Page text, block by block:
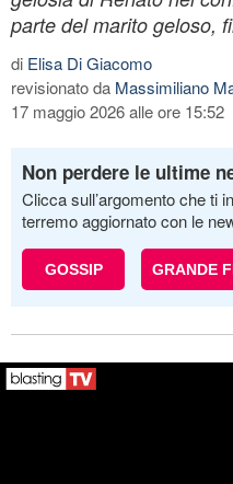
parte del marito geloso,
di Elisa Di Giacomo
revisionato da Massimiliano
17 maggio 2026 alle ore 15:52
Non perdere le ultime
Clicca sull’argomento che ti
terremo aggiornato con le
GOSSIP GRANDE